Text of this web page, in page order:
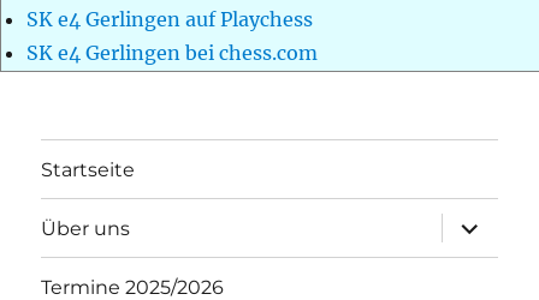
SK e4 Gerlingen auf Playchess
SK e4 Gerlingen bei chess.com
Startseite
Über uns
öffnen
Termine 2025/2026